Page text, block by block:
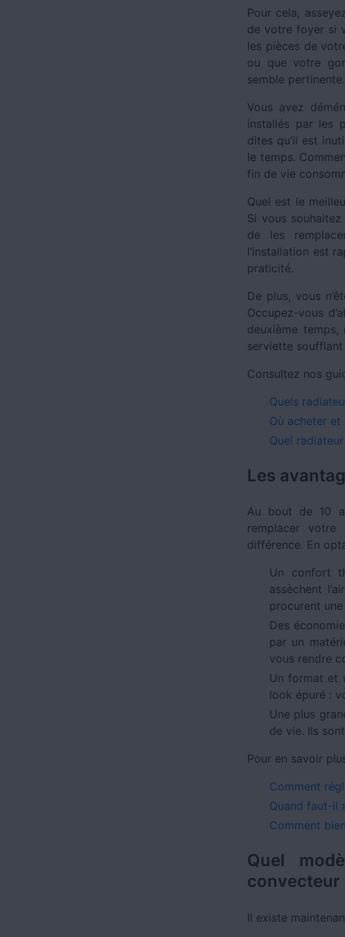
Pour cela,
de votre foyer si
les pièces de
ou que votre
semble pertinente.
Vous avez
installés par les
dites qu’il est
le temps.
fin de vie
Quel est le
Si vous
de les
l’installation est
praticité.
De plus, vous
Occupez-vous
deuxième
serviette soufflant
Consultez nos
Quels
Où acheter
Quel
Les
Au bout de 10
remplacer votre
différence. En
Un confort
assèchent
procurent
Des
par un
vous rendre
Un format et
look épuré :
Une plus
de vie. Ils
Pour en savoir
Comment
Quand faut-il
Comment
Quel
convecteur
Il existe